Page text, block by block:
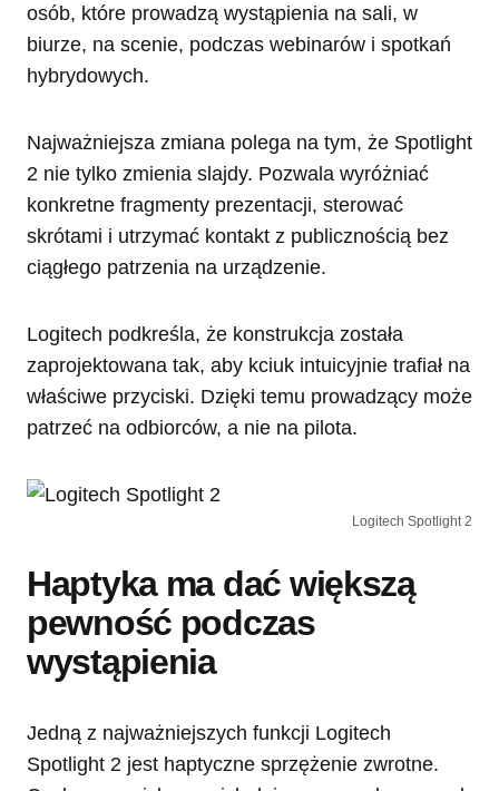
osób, które prowadzą wystąpienia na sali, w
biurze, na scenie, podczas webinarów i spotkań
hybrydowych.
Najważniejsza zmiana polega na tym, że Spotlight
2 nie tylko zmienia slajdy. Pozwala wyróżniać
konkretne fragmenty prezentacji, sterować
skrótami i utrzymać kontakt z publicznością bez
ciągłego patrzenia na urządzenie.
Logitech podkreśla, że konstrukcja została
zaprojektowana tak, aby kciuk intuicyjnie trafiał na
właściwe przyciski. Dzięki temu prowadzący może
patrzeć na odbiorców, a nie na pilota.
Logitech Spotlight 2
Haptyka ma dać większą
pewność podczas
wystąpienia
Jedną z najważniejszych funkcji Logitech
Spotlight 2 jest haptyczne sprzężenie zwrotne.